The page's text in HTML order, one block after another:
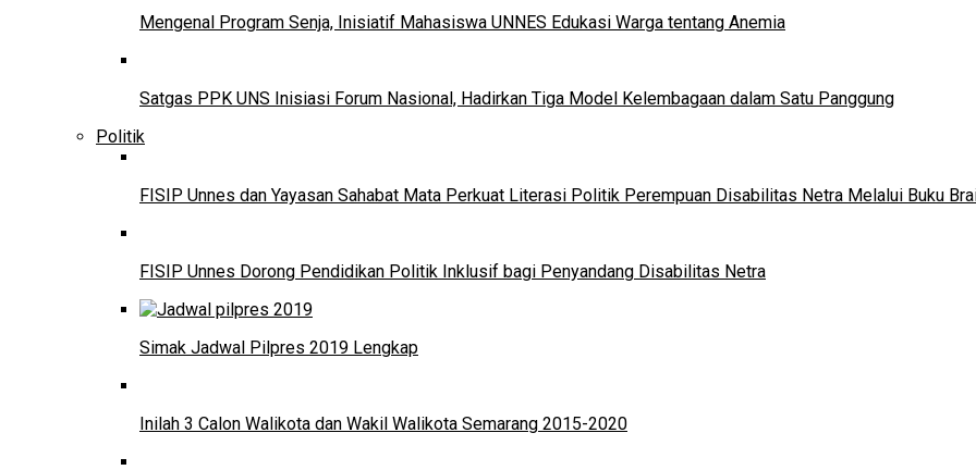
Mengenal Program Senja, Inisiatif Mahasiswa UNNES Edukasi Warga tentang Anemia
Satgas PPK UNS Inisiasi Forum Nasional, Hadirkan Tiga Model Kelembagaan dalam Satu Panggung
Politik
FISIP Unnes dan Yayasan Sahabat Mata Perkuat Literasi Politik Perempuan Disabilitas Netra Melalui Buku
FISIP Unnes Dorong Pendidikan Politik Inklusif bagi Penyandang Disabilitas Netra
Simak Jadwal Pilpres 2019 Lengkap
Inilah 3 Calon Walikota dan Wakil Walikota Semarang 2015-2020